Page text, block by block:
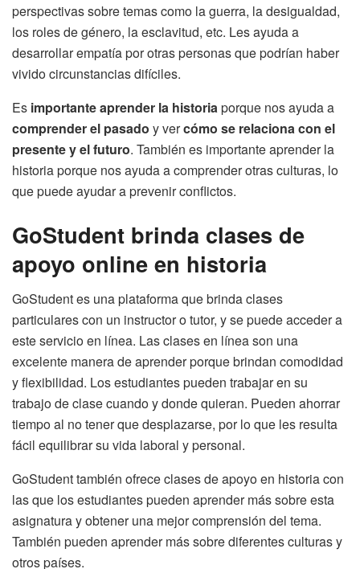
perspectivas sobre temas como la guerra, la desigualdad,
los roles de género, la esclavitud, etc. Les ayuda a
desarrollar empatía por otras personas que podrían haber
vivido circunstancias difíciles.
Es importante aprender la historiaporque nos ayuda a
comprender el pasado y vercómo se relaciona con el
presente y el futuro. También es importante aprender la
historia porque nos ayuda a comprender otras culturas, lo
que puede ayudar a prevenir conflictos.
GoStudent brinda clases de
apoyo online en historia
GoStudent es una plataforma que brinda clases
particulares con un instructor o tutor, y se puede acceder a
este servicio en línea. Las clases en línea son una
excelente manera de aprender porque brindan comodidad
y flexibilidad. Los estudiantes pueden trabajar en su
trabajo de clase cuando y donde quieran. Pueden ahorrar
tiempo al no tener que desplazarse, por lo que les resulta
fácil equilibrar su vida laboral y personal.
GoStudent también ofrece clases de apoyo en historia con
las que los estudiantes pueden aprender más sobre esta
asignatura y obtener una mejor comprensión del tema.
También pueden aprender más sobre diferentes culturas y
otros países.